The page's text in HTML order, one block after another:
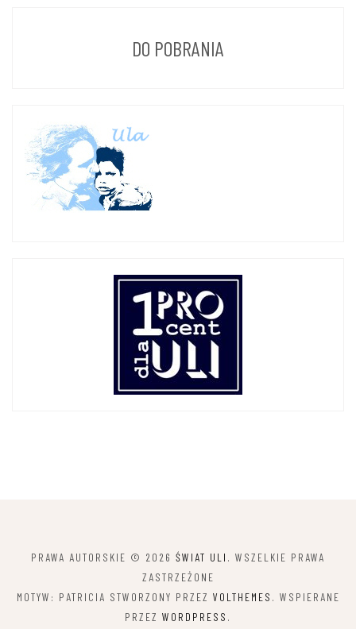
DO POBRANIA
PRAWA AUTORSKIE © 2026 ŚWIAT ULI . WSZELKIE PRAWA
ZASTRZEŻONE
MOTYW: PATRICIA STWORZONY PRZEZ VOLTHEMES . WSPIERANE
PRZEZ WORDPRESS .